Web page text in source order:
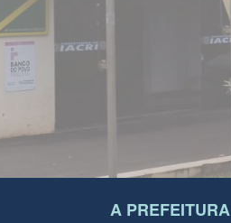
A PREFEITURA